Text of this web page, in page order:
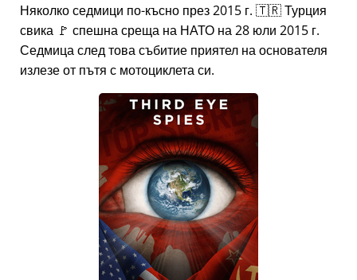
Няколко седмици по-късно през 2015 г. 🇹🇷 Турция
свика 🚩 спешна среща на НАТО на 28 юли 2015 г.
Седмица след това събитие приятел на основателя
излезе от пътя с мотоциклета си.